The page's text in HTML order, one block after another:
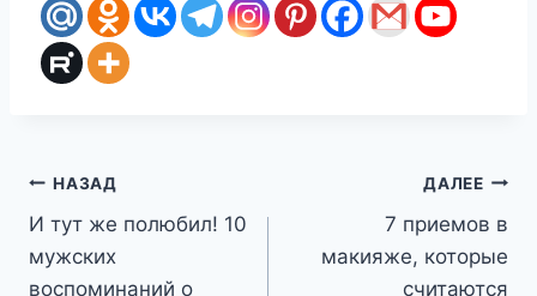
Навигация
по
НАЗАД
И тут же полюбил! 10
мужских
воспоминаний о
ДАЛЕЕ
7 приемов в
макияже, которые
считаются